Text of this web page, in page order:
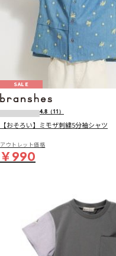
SALE
4.8 （11）
【おそろい】ミモザ刺繍5分袖シャツ
アウトレット価格
￥990